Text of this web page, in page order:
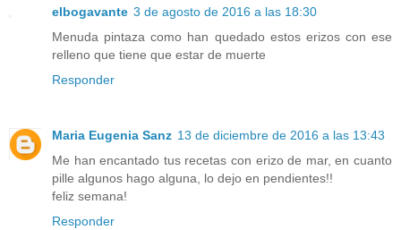
elbogavante 3 de agosto de 2016 a las 18:30
Menuda pintaza como han quedado estos erizos con ese
relleno que tiene que estar de muerte
Responder
Maria Eugenia Sanz 13 de diciembre de 2016 a las 13:43
Me han encantado tus recetas con erizo de mar, en cuanto
pille algunos hago alguna, lo dejo en pendientes!!
feliz semana!
Responder